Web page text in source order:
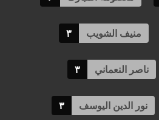
منيف الشويب ٣
ناصر النعماني ٣
نور الدين اليوسف ٣